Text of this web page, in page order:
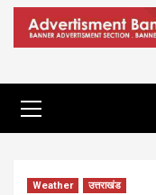
Menu
Weather उत्तराखंड